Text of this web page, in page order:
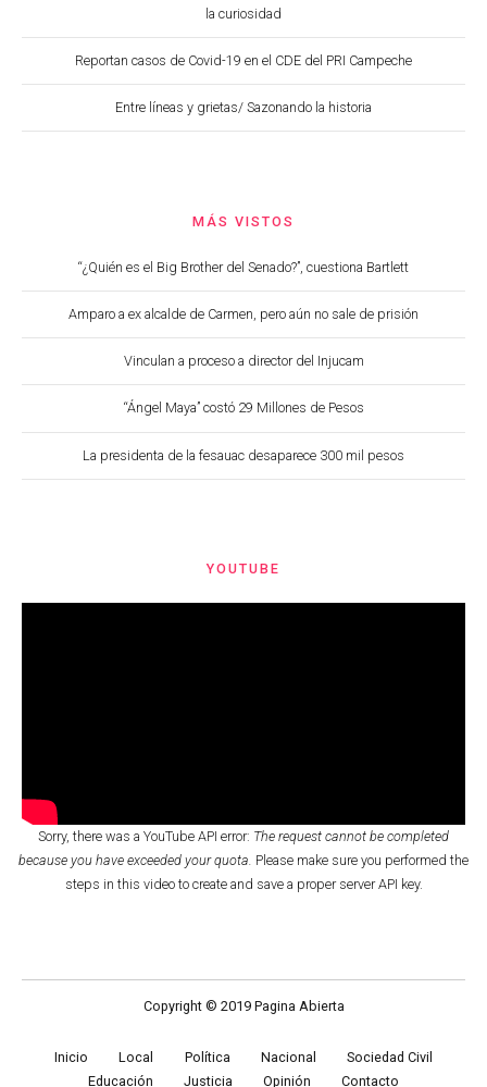
la curiosidad
Reportan casos de Covid-19 en el CDE del PRI Campeche
Entre líneas y grietas/ Sazonando la historia
MÁS VISTOS
“¿Quién es el Big Brother del Senado?”, cuestiona Bartlett
Amparo a ex alcalde de Carmen, pero aún no sale de prisión
Vinculan a proceso a director del Injucam
“Ángel Maya” costó 29 Millones de Pesos
La presidenta de la fesauac desaparece 300 mil pesos
YOUTUBE
Sorry, there was a YouTube API error: The request cannot be completed
because you have exceeded your quota. Please make sure you performed the
steps in this videoto create and save a proper server API key.
Copyright © 2019 Pagina Abierta
Inicio Local Política Nacional
Sociedad Civil
Educación
Justicia Opinión Contacto